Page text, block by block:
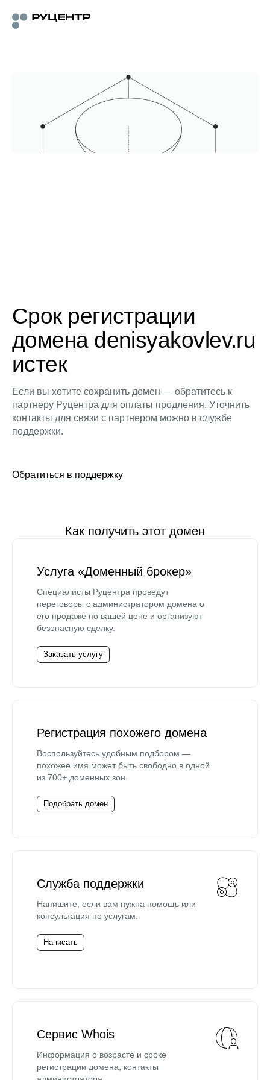
Срок регистрации
домена denisyakovlev.ru
истек
Если вы хотите сохранить домен — обратитесь к
партнеру Руцентра для оплаты продления. Уточнить
контакты для связи с партнером можно в службе
поддержки.
Обратиться в поддержку
Как получить этот домен
Услуга «Доменный брокер»
Специалисты Руцентра проведут
переговоры с администратором домена о
его продаже по вашей цене и организуют
безопасную сделку.
Заказать услугу
Регистрация похожего домена
Воспользуйтесь удобным подбором —
похожее имя может быть свободно в одной
из 700+ доменных зон.
Подобрать домен
Служба поддержки
Напишите, если вам нужна помощь или
консультация по услугам.
Написать
Сервис Whois
Информация о возрасте и сроке
регистрации домена, контакты